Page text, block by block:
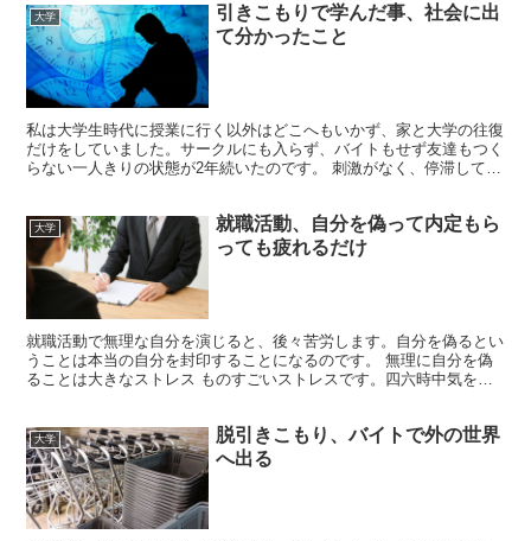
大学
引きこもりで学んだ事、社会に出
て分かったこと
私は大学生時代に授業に行く以外はどこへもいかず、家と大学の往復
だけをしていました。サークルにも入らず、バイトもせず友達もつく
らない一人きりの状態が2年続いたのです。 刺激がなく、停滞して退
大学
就職活動、自分を偽って内定もら
っても疲れるだけ
就職活動で無理な自分を演じると、後々苦労します。自分を偽るとい
うことは本当の自分を封印することになるのです。 無理に自分を偽
ることは大きなストレス ものすごいストレスです。四六時中気を張
大学
脱引きこもり、バイトで外の世界
へ出る